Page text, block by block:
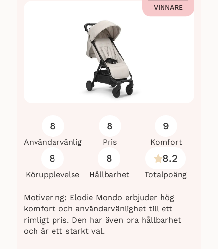
VINNARE
8
Användarvänlig
8
Pris
9
Komfort
8
Körupplevelse
8
Hållbarhet
8.2
Totalpoäng
Motivering: Elodie Mondo erbjuder hög
komfort och användarvänlighet till ett
rimligt pris. Den har även bra hållbarhet
och är ett starkt val.